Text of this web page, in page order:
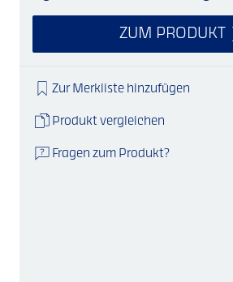
ZUM PRODUKT
Zur Merkliste hinzufügen
Produkt vergleichen
Fragen zum Produkt?